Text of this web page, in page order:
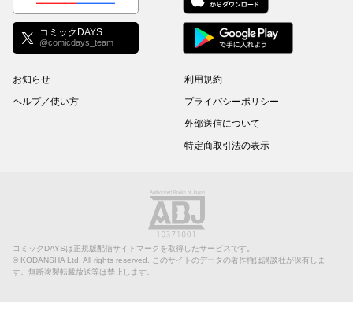
コミックDAYS
@comicdays_team
お知らせ
ヘルプ／使い方
利用規約
プライバシーポリシー
外部送信について
特定商取引法の表示
コミックDAYSは正規版配信サイトマークを取得したサービスです。
© KODANSHA Ltd. All rights reserved. このサイトのデータの著作権は講談社が保有しま
す。無断複製転載放送等は禁止します。